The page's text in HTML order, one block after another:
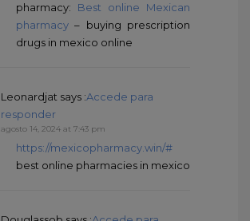
pharmacy: Best online Mexican
pharmacy – buying prescription
drugs in mexico online
Leonardjat says :Accede para
responder
agosto 14, 2024 at 7:43 pm
https://mexicopharmacy.win/#
best online pharmacies in mexico